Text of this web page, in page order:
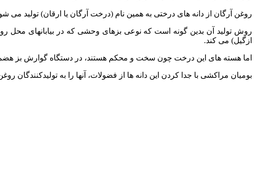
روغن آرگان از دانه های درختی به همین نام (درخت آرگان یا ارقان) تولید می
روش تولید آن بدین گونه است که نوعی بزهای وحشی که در بیابانهای محل
ازگیل) می کند.
اما هسته های این درخت چون سخت و محکم هستند، در دستگاه گوارش بز
بومیان مراکشی با جدا کردن این دانه ها از فضولات، آنها را به